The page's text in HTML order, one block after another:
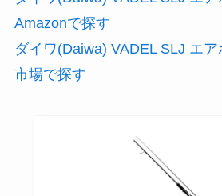
Amazonで探す
ダイワ(Daiwa) VADEL SLJ エ
市場で探す